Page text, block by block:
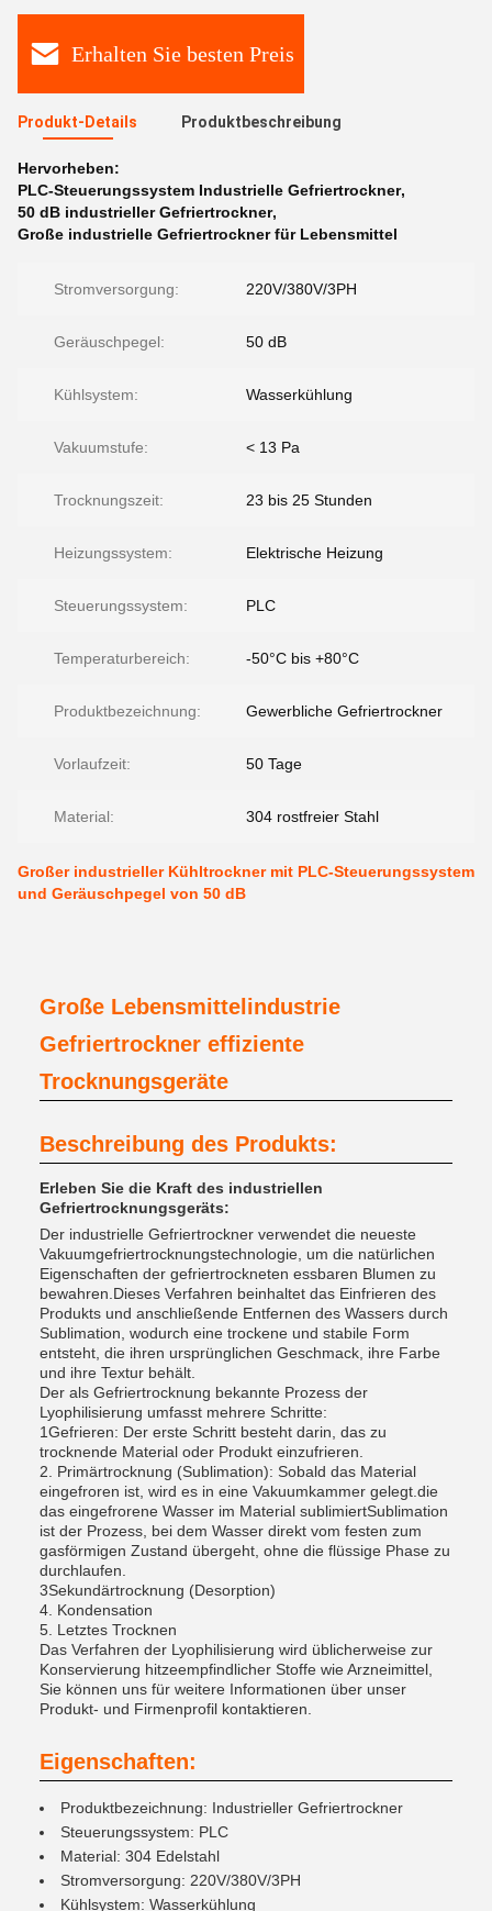
Erhalten Sie besten Preis
Produkt-Details Produktbeschreibung
Hervorheben:
PLC-Steuerungssystem Industrielle Gefriertrockner,
50 dB industrieller Gefriertrockner,
Große industrielle Gefriertrockner für Lebensmittel
Stromversorgung: 220V/380V/3PH
Geräuschpegel: 50 dB
Kühlsystem: Wasserkühlung
Vakuumstufe: < 13 Pa
Trocknungszeit: 23 bis 25 Stunden
Heizungssystem: Elektrische Heizung
Steuerungssystem: PLC
Temperaturbereich: -50°C bis +80°C
Produktbezeichnung: Gewerbliche Gefriertrockner
Vorlaufzeit: 50 Tage
Material: 304 rostfreier Stahl
Großer industrieller Kühltrockner mit PLC-Steuerungssystem
und Geräuschpegel von 50 dB
Große Lebensmittelindustrie
Gefriertrockner effiziente
Trocknungsgeräte
Beschreibung des Produkts:
Erleben Sie die Kraft des industriellen
Gefriertrocknungsgeräts:
Der industrielle Gefriertrockner verwendet die neueste
Vakuumgefriertrocknungstechnologie, um die natürlichen
Eigenschaften der gefriertrockneten essbaren Blumen zu
bewahren.Dieses Verfahren beinhaltet das Einfrieren des
Produkts und anschließende Entfernen des Wassers durch
Sublimation, wodurch eine trockene und stabile Form
entsteht, die ihren ursprünglichen Geschmack, ihre Farbe
und ihre Textur behält.
Der als Gefriertrocknung bekannte Prozess der
Lyophilisierung umfasst mehrere Schritte:
1Gefrieren: Der erste Schritt besteht darin, das zu
trocknende Material oder Produkt einzufrieren.
2. Primärtrocknung (Sublimation): Sobald das Material
eingefroren ist, wird es in eine Vakuumkammer gelegt.die
das eingefrorene Wasser im Material sublimiertSublimation
ist der Prozess, bei dem Wasser direkt vom festen zum
gasförmigen Zustand übergeht, ohne die flüssige Phase zu
durchlaufen.
3Sekundärtrocknung (Desorption)
4. Kondensation
5. Letztes Trocknen
Das Verfahren der Lyophilisierung wird üblicherweise zur
Konservierung hitzeempfindlicher Stoffe wie Arzneimittel,
Sie können uns für weitere Informationen über unser
Produkt- und Firmenprofil kontaktieren.
Eigenschaften:
Produktbezeichnung: Industrieller Gefriertrockner
Steuerungssystem: PLC
Material: 304 Edelstahl
Stromversorgung: 220V/380V/3PH
Kühlsystem: Wasserkühlung